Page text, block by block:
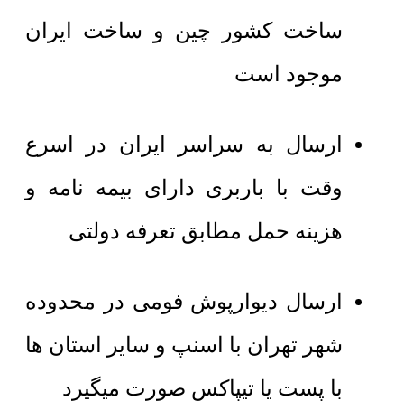
ساخت کشور چین و ساخت ایران
موجود است
ارسال به سراسر ایران در اسرع
وقت با باربری دارای بیمه نامه و
هزینه حمل مطابق تعرفه دولتی
ارسال دیوارپوش فومی در محدوده
شهر تهران با اسنپ و سایر استان ها
با پست یا تیپاکس صورت میگیرد